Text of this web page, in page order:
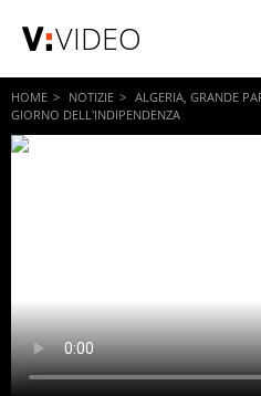
VIDEO
HOME NOTIZIE
ALGERIA, GRANDE
GIORNO DELL'INDIPENDENZA